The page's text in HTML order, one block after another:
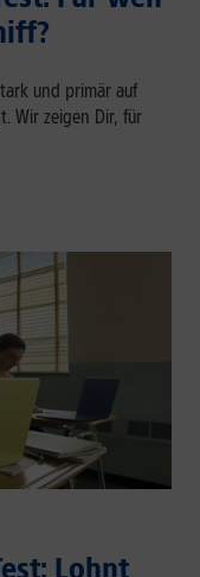
und primär auf
Wir zeigen Dir, für
Lohnt